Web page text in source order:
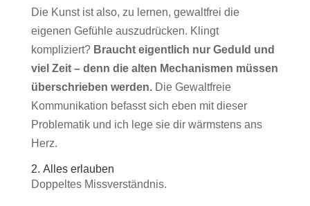
Die Kunst ist also, zu lernen, gewaltfrei die
eigenen Gefühle auszudrücken. Klingt
kompliziert?Braucht eigentlich nur Geduld und
viel Zeit – denn die alten Mechanismen müssen
überschrieben werden.Die Gewaltfreie
Kommunikation befasst sich eben mit dieser
Problematik und ich lege sie dir wärmstens ans
Herz.
2. Alles erlauben
Doppeltes Missverständnis.